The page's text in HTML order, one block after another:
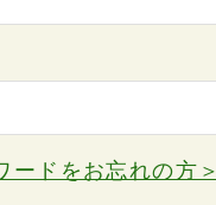
ードをお忘れの方＞